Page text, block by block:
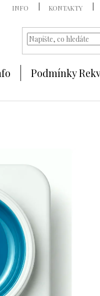
INFO KONTAKTY
Podmínky